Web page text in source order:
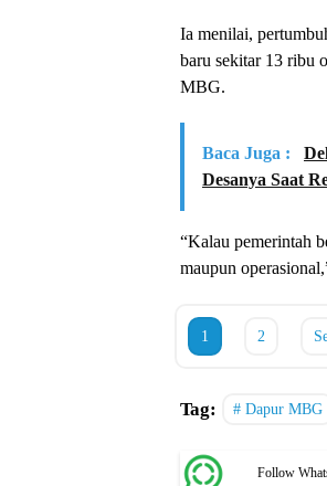
Ia menilai,
baru sekitar 13 ribu
MBG.
Baca Juga :
Desanya Saat
“Kalau pemerintah
maupun
1 2
Tag: Dapur MBG
Follow